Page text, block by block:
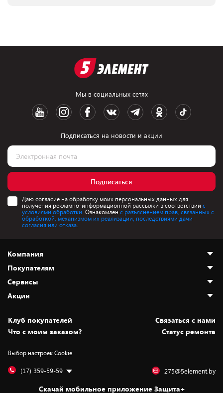
Мы в социальных сетях
Подписаться на новости и акции
Подписаться
Даю согласие на обработку моих персональных данных для
получения рекламно-информационной рассылки в соответствии с
условиями обработки. Ознакомлен с разъяснением прав, связанных с
обработкой, механизмом их реализации, последствиями дачи
согласия или отказа.
Компания
О нас
Адреса магазинов
Новости
Статьи и обзоры
Вакансии
Дай пять добру!
Покупателям
Как сделать заказ
Оплата и доставка
Безналичный расчёт
Обмен и возврат товара
Обработка персональных данных
Подарочные карты
Сервисы
Установка техники
Для игровых консолей
Для мобильных устройств
Для компьютеров
Акции
Скидки и промокоды
Белорусские товары
Бонусы
Оплата частями
Клуб покупателей
Cвязаться с нами
Что с моим заказом?
Статус ремонта
Выбор настроек Cookie
(17) 359-59-59 275@5element.by
Скачай мобильное приложение Защита+